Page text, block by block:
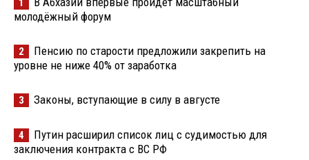
1
молодёжный форум
2
Пенсию по старости предложили закрепить на
уровне не ниже 40% от заработка
3 Законы, вступающие в силу в августе
4
Путин расширил список лиц с судимостью для
заключения контракта с ВС РФ